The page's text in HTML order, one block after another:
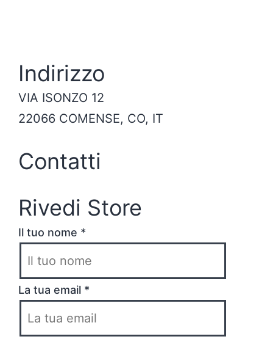
Indirizzo
VIA ISONZO 12
22066 COMENSE, CO, IT
Contatti
Rivedi Store
Il tuo nome *
La tua email *